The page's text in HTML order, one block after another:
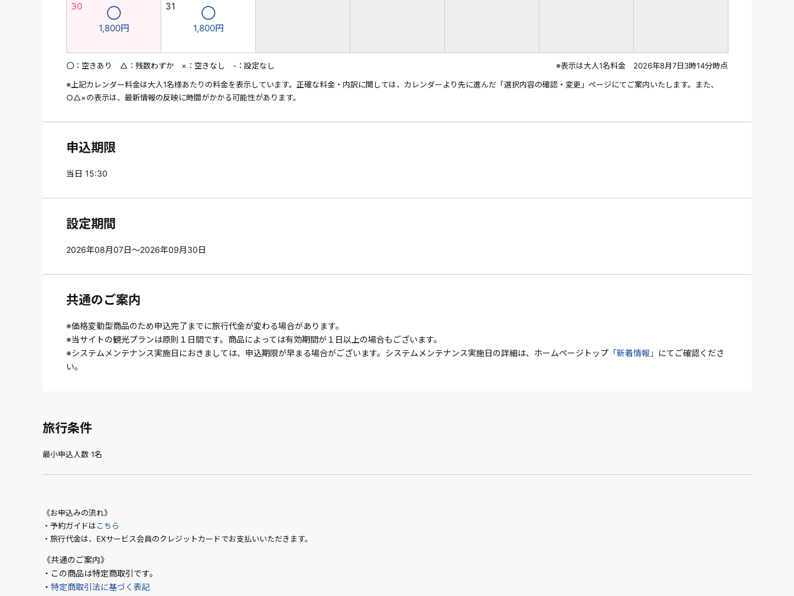
30
◯
1,800円
31
◯
1,800円
〇：空きあり △：残数わずか ×：空きなし -：設定なし
※表示は大人1名料金 2026年8月7日3時14分時点
※上記カレンダー料金は大人1名様あたりの料金を表示しています。正確な料金・内訳に関しては、カレンダーより先に進んだ「選択内容の確認・変更」ページにてご案内いたします。また、
○△×の表示は、最新情報の反映に時間がかかる可能性があります。
申込期限
当日 15:30
設定期間
2026年08月07日～2026年09月30日
共通のご案内
※価格変動型商品のため申込完了までに旅行代金が変わる場合があります。
※当サイトの観光プランは原則１日間です。商品によっては有効期間が１日以上の場合もございます。
※システムメンテナンス実施日におきましては、申込期限が早まる場合がございます。システムメンテナンス実施日の詳細は、ホームページトップ 「新着情報」
にてご確認くださ
い。
旅行条件
最小申込人数 1名
《お申込みの流れ》
・予約ガイドはこちら
・旅行代金は、EXサービス会員のクレジットカードでお支払いいただきます。
《共通のご案内》
・この商品は特定商取引です。
・ 特定商取引法に基づく表記